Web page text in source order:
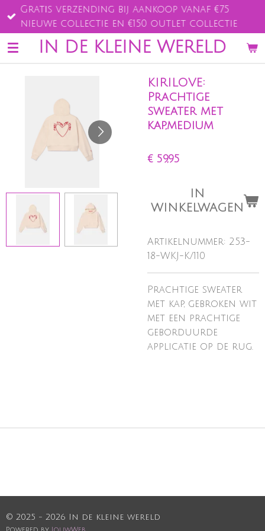
Ga
direct
naar
de
IN DE KLEINE WERELD
Gratis verzending bij aankoop vanaf €75
nieuwe collectie en €150 outlet collectie
KIRILOVE:
Prachtige
sweater met
kap,medium
€ 59,95
IN
WINKELWAGEN
Artikelnummer: 253-
18-WKJ-K/110
Prachtige sweater
met kap, gebroken wit
met een prachtige
geborduurde
applicatie op de rug.
© 2025 - 2026 In de kleine wereld